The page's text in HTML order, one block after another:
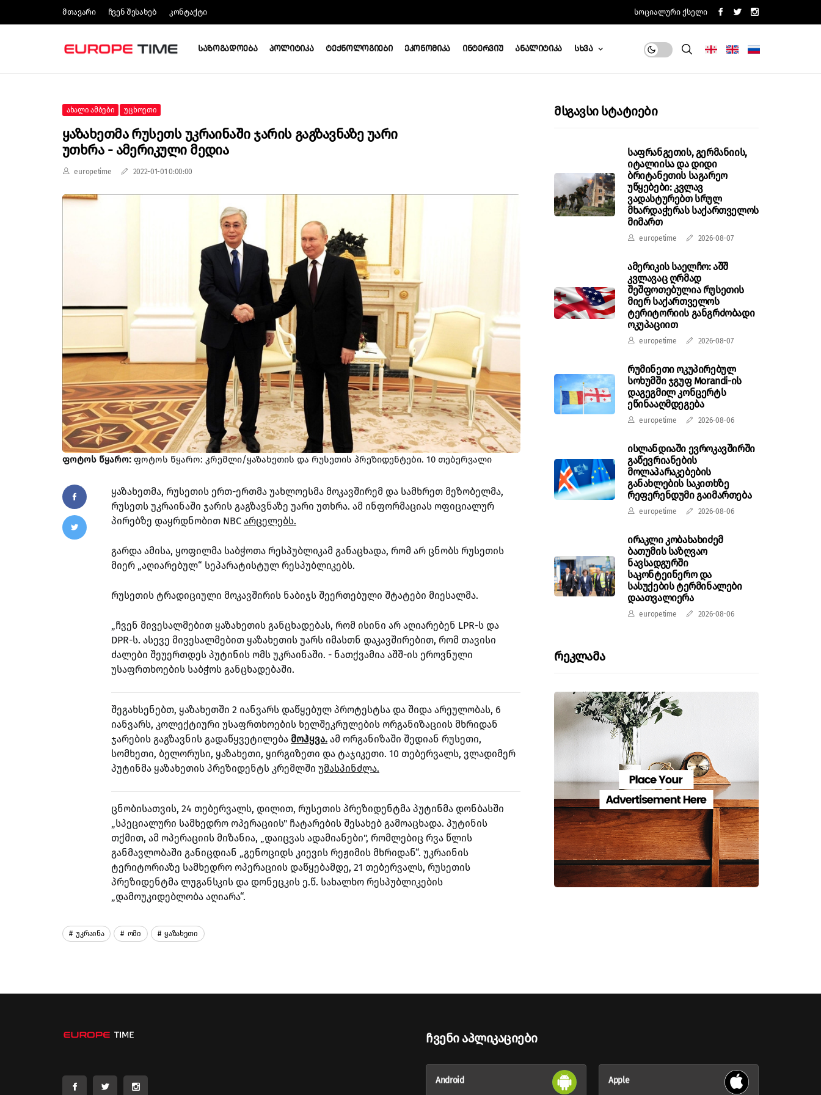
Მთავარი Ჩვენ Შესახებ Კონტაქტი Სოციალური Ქსელი
Საზოგადოება Პოლიტიკა Ტექნოლოგიები Ეკონომიკა Ინტერვიუ Ანალიტიკა Სხვა
Ახალი Ამბები Უცხოეთი
Ყაზახეთმა Რუსეთს Უკრაინაში Ჯარის Გაგზავნაზე Უარი
Უთხრა - Ამერიკული Მედია
europetime 2022-01-01 0:00:00
ფოტოს წყარო: ფოტოს წყარო: კრემლი/ყაზახეთის და რუსეთის პრეზიდენტები. 10 თებერვალი
ყაზახეთმა, რუსეთის ერთ-ერთმა უახლოესმა მოკავშირემ და სამხრეთ მეზობელმა,
რუსეთს უკრაინაში ჯარის გაგზავნაზე უარი უთხრა. ამ ინფორმაციას ოფიციალურ
პირებზე დაყრდნობით NBC არცელებს.
გარდა ამისა, ყოფილმა საბჭოთა რესპუბლიკამ განაცხადა, რომ არ ცნობს რუსეთის
მიერ „აღიარებულ“ სეპარატისტულ რესპუბლიკებს.
რუსეთის ტრადიციული მოკავშირის ნაბიჯს შეერთებული შტატები მიესალმა.
„ჩვენ მივესალმებით ყაზახეთის განცხადებას, რომ ისინი არ აღიარებენ LPR-ს და
DPR-ს. ასევე მივესალმებით ყაზახეთის უარს იმასთნ დაკავშირებით, რომ თავისი
ძალები შეუერთდეს პუტინის ომს უკრაინაში. - ნათქვამია აშშ-ის ეროვნული
უსაფრთხოების საბჭოს განცხადებაში.
შეგახსენებთ, ყაზახეთში 2 იანვარს დაწყებულ პროტესტსა და შიდა არეულობას, 6
იანვარს, კოლექტიური უსაფრთხოების ხელშეკრულების ორგანიზაციის მხრიდან
ჯარების გაგზავნის გადაწყვეტილება მოჰყვა. ამ ორგანიზაში შედიან რუსეთი,
სომხეთი, ბელორუსი, ყაზახეთი, ყირგიზეთი და ტაჯიკეთი. 10 თებერვალს, ვლადიმერ
პუტინმა ყაზახეთის პრეზიდენტს კრემლში უმასპინძლა.
ცნობისათვის, 24 თებერვალს, დილით, რუსეთის პრეზიდენტმა პუტინმა დონბასში
„სპეციალური სამხედრო ოპერაციის" ჩატარების შესახებ გამოაცხადა. პუტინის
თქმით, ამ ოპერაციის მიზანია, „დაიცვას ადამიანები", რომლებიც რვა წლის
განმავლობაში განიცდიან „გენოციდს კიევის რეჟიმის მხრიდან“. უკრაინის
ტერიტორიაზე სამხედრო ოპერაციის დაწყებამდე, 21 თებერვალს, რუსეთის
პრეზიდენტმა ლუგანსკის და დონეცკის ე.წ. სახალხო რესპუბლიკების
„დამოუკიდებლობა აღიარა“.
Უკრაინა Ომი Ყაზახეთი
Მსგავსი Სტატიები
საფრანგეთის, გერმანიის,
იტალიისა და დიდი
ბრიტანეთის საგარეო
უწყებები: კვლავ
ვადასტურებთ სრულ
მხარდაჭერას საქართველოს
მიმართ
europetime 2026-08-07
ამერიკის საელჩო: აშშ
კვლავაც ღრმად
შეშფოთებულია რუსეთის
მიერ საქართველოს
ტერიტორიის განგრძობადი
ოკუპაციით
europetime 2026-08-07
რუმინეთი ოკუპირებულ
სოხუმში ჯგუფ Morandi-ის
დაგეგმილ კონცერტს
ეწინააღმდეგება
europetime 2026-08-06
ისლანდიაში ევროკავშირში
გაწევრიანების
მოლაპარაკებების
განახლების საკითხზე
რეფერენდუმი გაიმართება
europetime 2026-08-06
ირაკლი კობახახიძემ
ბათუმის საზღვაო
ნავსადგურში
საკონტეინერო და
სასუქების ტერმინალები
დაათვალიერა
europetime 2026-08-06
Რეკლამა
Ჩვენი Აპლიკაციები
Android Apple